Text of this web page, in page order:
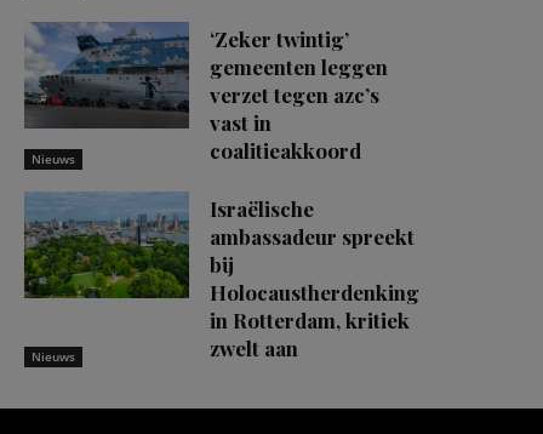
Nieuws
‘Zeker twintig’
gemeenten leggen
verzet tegen azc’s
vast in
coalitieakkoord
Nieuws
Israëlische
ambassadeur spreekt
bij
Holocaustherdenking
in Rotterdam, kritiek
zwelt aan